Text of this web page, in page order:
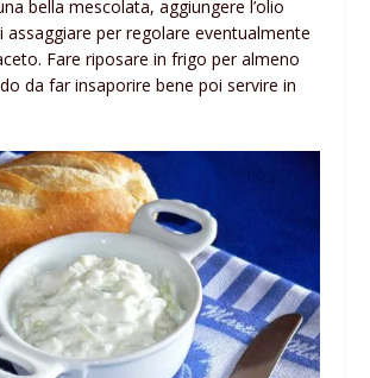
bella mescolata, aggiungere l’olio
assaggiare per regolare eventualmente
Fare riposare in frigo per almeno
da far insaporire bene poi servire in